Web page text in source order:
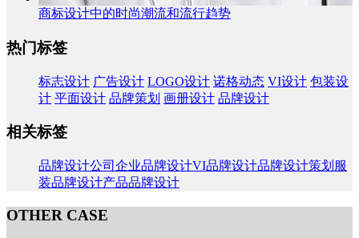
商标设计中的时尚潮流和流行趋势
热门标签
标志设计 广告设计 LOGO设计 诺格动态 VI设计 包装设
计 平面设计 品牌策划 画册设计 品牌设计
相关标签
品牌设计公司 企业品牌设计VI品牌设计品牌设计策划 服
装品牌设计产品品牌设计
OTHER CASE